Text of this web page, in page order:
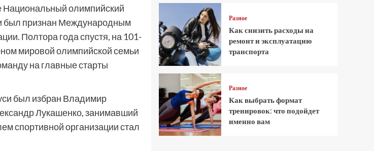
Национальный олимпийский
был признан Международным
Полтора года спустя, на 101-
мировой олимпийской семьи
на главные старты
был избран Владимир
Лукашенко, занимавший
спортивной организации стал
Разное
Как снизить расходы на
ремонт и эксплуатацию
транспорта
Разное
Как выбрать формат
тренировок: что подойдет
именно вам